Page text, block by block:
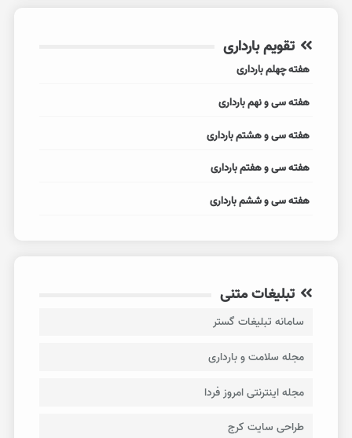
تقویم بارداری
هفته چهلم بارداری
هفته سی و نهم بارداری
هفته سی و هشتم بارداری
هفته سی و هفتم بارداری
هفته سی و ششم بارداری
تبلیغات متنی
سامانه تبلیغات گستر
مجله سلامت و بارداری
مجله اینترنتی امروز فردا
طراحی سایت کرج